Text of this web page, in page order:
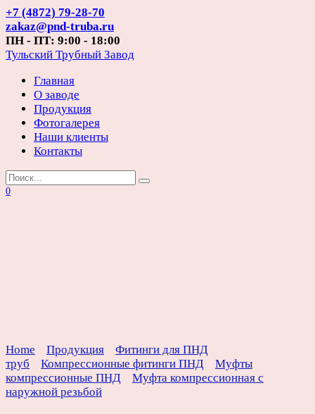
Перейти
к
содержанию
+7 (4872) 79-28-70
zakaz@pnd-truba.ru
ПН - ПТ: 9:00 - 18:00
Тульский Трубный Завод
Главная
О заводе
Продукция
Фотогалерея
Наши клиенты
Контакты
Search
for:
0
Home Продукция
Фитинги для ПНД
труб
Компрессионные фитинги ПНД
Муфты
компрессионные ПНД
Муфта компрессионная с
наружной резьбой